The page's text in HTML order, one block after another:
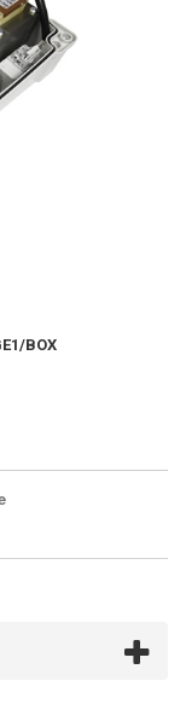
BOX